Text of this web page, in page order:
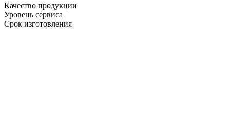
Качество продукции
Уровень сервиса
Срок изготовления